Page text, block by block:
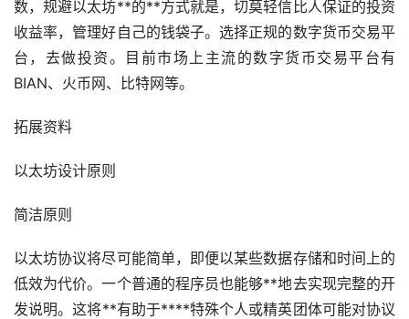
数，规避以太坊**的**方式就是，切莫轻信比人保证的投资
收益率，管理好自己的钱袋子。选择正规的数字货币交易平
台，去做投资。目前市场 上主流的数字货币交易平台有
BIAN、火币网、比特网等。
拓展资料
以太坊设计原则
简洁原则
以太坊协议将尽可能简单，即便以某些数据存储和时间上的
低效为代价。一个普通的程序员也能够**地去实现完整的开
发说明。这将**有助于****特殊个人或精英团体可能对协议